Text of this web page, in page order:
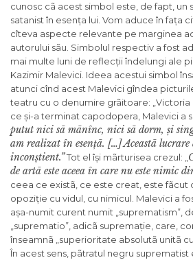
cunosc cã acest simbol este, de fapt, un
satanist în esența lui. Vom aduce în fața
cîteva aspecte relevante pe marginea
autorului sãu. Simbolul respectiv a fost
mai multe luni de reflecții îndelungi ale
Kazimir Malevici. Ideea acestui simbol
atunci cînd acest Malevici gîndea
teatru cu o denumire grãitoare: „Victoria
ce și-a terminat capodopera, Malevici a
putut nici sã mãnînc, nici sã dorm, și
am realizat în esențã. […] Aceastã
inconștient.”Tot el își mãrturisea crezul: „
de artã este aceea în care nu este nimic
ceea ce existã, ce este creat, este fãcut
opoziție cu vidul, cu nimicul. Malevici a
așa-numit curent numit „suprematism”,
„suprematio”, adicã supremație, care,
înseamnã „superioritate absolutã unitã
În acest sens, pãtratul negru